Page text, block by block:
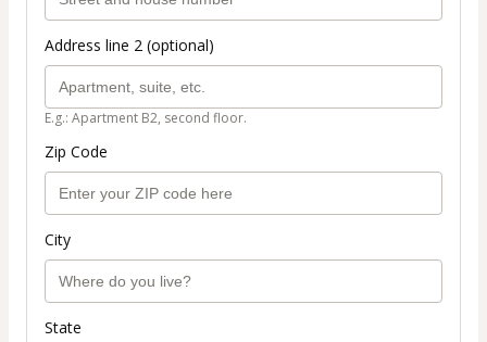
Address line 2 (optional)
E.g.: Apartment B2, second floor.
Zip Code
City
State